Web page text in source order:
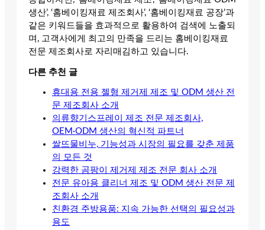
생산’, ‘홈베이킹재료 제조회사’, ‘홈베이킹재료 공장’과
같은 키워드들을 효과적으로 활용하여 검색에 노출되
며, 고객사에게 최고의 만족을 드리는 홈베이킹재료
전문 제조회사로 자리매김하고 있습니다.
다른 추천 글
휴대용 전용 젤형 제거제 제조 및 ODM 생산 전
문 제조회사 소개
의류향기스프레이 제조 전문 제조회사,
OEM·ODM 생산의 혁신적 파트너
쌀뜨물비누, 기능성과 시장의 필요를 갖춘 제품
의 모든 것
강력한 곰팡이 제거제 제조 전문 회사 소개
전문 유아용 클리너 제조 및 ODM 생산 전문 제
조회사 소개
친환경 주방용품: 지속 가능한 선택의 필요성과
용도